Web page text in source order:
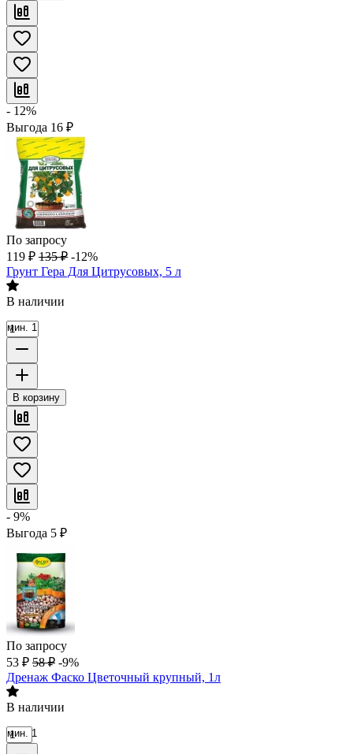
- 12%
Выгода 16 ₽
По запросу
119 ₽ 135 ₽ -12%
Грунт Гера Для Цитрусовых, 5 л
В наличии
мин. 1
В корзину
- 9%
Выгода 5 ₽
По запросу
53 ₽ 58 ₽ -9%
Дренаж Фаско Цветочный крупный, 1л
В наличии
мин. 1